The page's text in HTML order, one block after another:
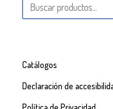
Catálogos
Declaración de